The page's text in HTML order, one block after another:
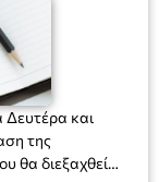
και
της
θα διεξαχθεί